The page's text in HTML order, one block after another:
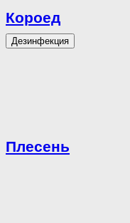
Короед
Дезинфекция
Плесень